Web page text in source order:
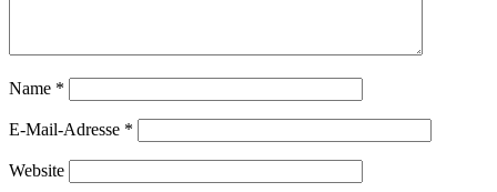
Name *
E-Mail-Adresse *
Website